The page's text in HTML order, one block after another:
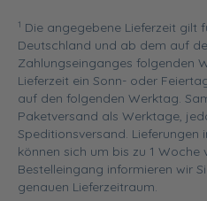
1 Die angegebene Lieferzeit gilt
Deutschland und ab dem auf
Zahlungseinganges folgenden
Lieferzeit ein Sonn- oder
auf den folgenden Werktag.
Paketversand als Werktage,
Speditionsversand.
können sich um bis zu 1 Woche
Bestelleingang informieren wir
genauen Lieferzeitraum.